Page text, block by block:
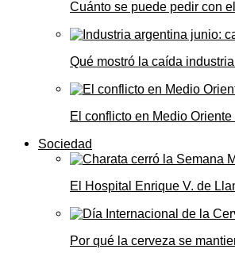
Cuánto se puede pedir con
Qué mostró la caída
El conflicto en Medio
Sociedad
El Hospital Enrique V. de
Por qué la cerveza se